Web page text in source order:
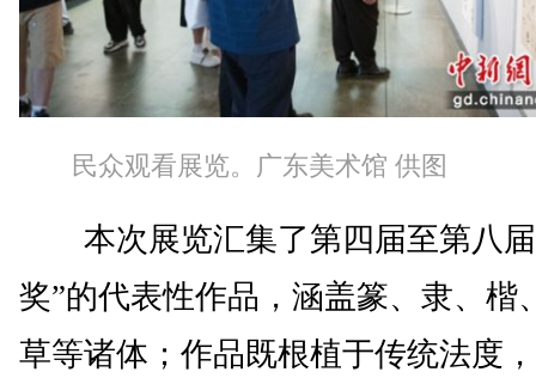
民众观看展览。广东美术馆 供图
本次展览汇集了第四届至第八届
奖”的代表性作品，涵盖篆、隶、楷
草等诸体；作品既根植于传统法度